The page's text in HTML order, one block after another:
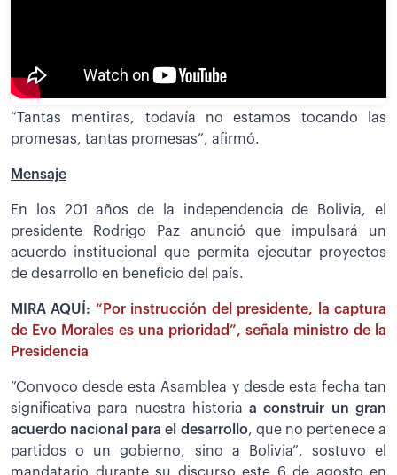
“Tantas mentiras, todavía no estamos tocando las
promesas, tantas promesas”, afirmó.
Mensaje
En los 201 años de la independencia de Bolivia, el
presidente Rodrigo Paz anunció que impulsará un
acuerdo institucional que permita ejecutar proyectos
de desarrollo en beneficio del país.
MIRA AQUÍ: “Por instrucción del presidente, la captura
de Evo Morales es una prioridad”, señala ministro de la
Presidencia
”Convoco desde esta Asamblea y desde esta fecha tan
significativa para nuestra historiaa construir un gran
acuerdo nacional para el desarrollo, que no pertenece a
partidos o un gobierno, sino a Bolivia”, sostuvo el